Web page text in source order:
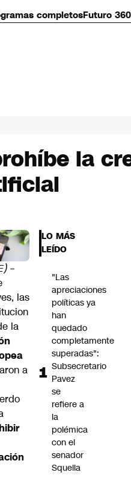
completosFuturo 360
la
–
las
la
a
LO MÁS
LEÍDO
"Las
apreciaciones
políticas ya
han
quedado
completamente
superadas":
Subsecretario
Pavez
se
refiere a
la
polémica
con el
senador
Squella